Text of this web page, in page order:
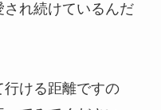
れ続けているんだ
行ける距離ですの